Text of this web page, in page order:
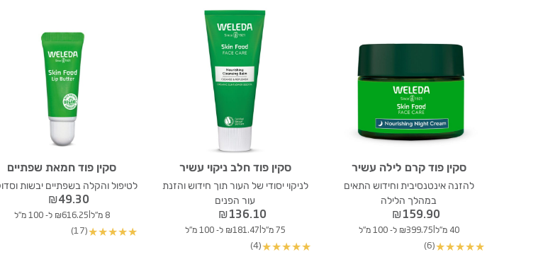
סקין פוד קרם לילה עשיר
להזנה אינטנסיבית וחידוש התאים
במהלך הלילה
₪159.90
40 מ"ל ₪399.75 ל- 100 מ"ל
★
★
★
★
★
(6)
סקין פוד חלב ניקוי עשיר
לניקוי יסודי של העור תוך חידוש והזנת
עור הפנים
₪136.10
75 מ"ל ₪181.47 ל- 100 מ"ל
★
★
★
★
★
(4)
סקין פוד חמאת שפתיים
לטיפול והקלה בשפתיים יבשות
₪49.30
8 מ"ל ₪616.25 ל- 100 מ"ל
★
★
★
★
★
(17)